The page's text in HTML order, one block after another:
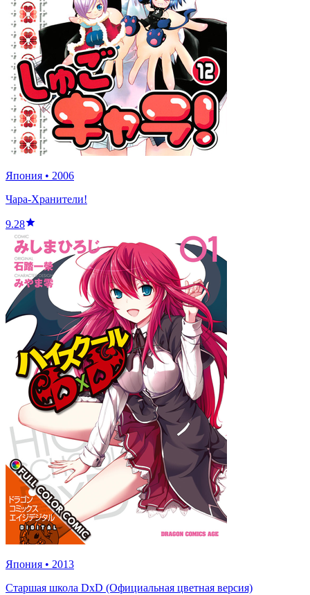
Япония • 2006
Чара-Хранители!
9.28
Япония • 2013
Старшая школа DxD (Официальная цветная версия)